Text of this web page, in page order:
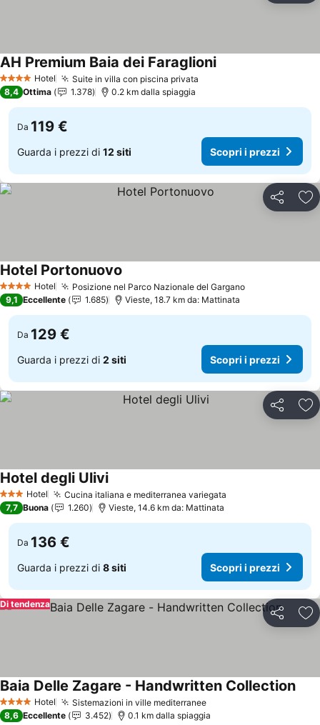
4 Stelle Hotel Suite in villa con piscina privata
AH Premium Baia dei FaraglioniScopri i prezzi
8,4 Ottima 1.378 0.2 km dalla spiaggia
Da 119 €
Guarda i prezzi di 12 siti Scopri i prezzi
Condividi
4 Stelle Hotel Posizione nel Parco Nazionale del GarganoScopri i
Hotel Portonuovo
9,1 Eccellente 1.685 Vieste, 18.7 km da: Mattinata
Da 129 €
Guarda i prezzi di 2 siti Scopri i prezzi
Condividi
3 StelleHotel Cucina italiana e mediterranea variegata
Hotel degli UliviScopri i prezzi
7,7 Buona 1.260 Vieste, 14.6 km da: Mattinata
Da 136 €
Guarda i prezzi di 8 siti Scopri i prezzi
Condividi
Di tendenza
4 Stelle Hotel Sistemazioni in ville mediterraneeScopri i prezzi
Baia Delle Zagare - Handwritten Collection
8,6 Eccellente 3.452 0.1 km dalla spiaggia